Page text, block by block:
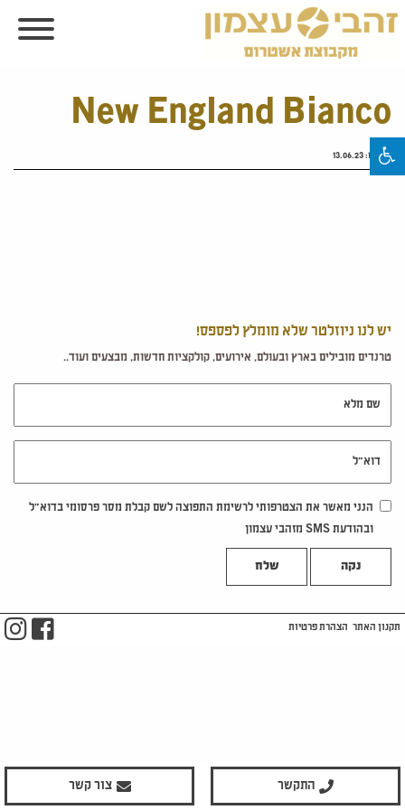
New England Bianco
פורסם:13.06.23
יש לנו ניוזלטר שלא מומלץ לפספס!
טרנדים מובילים בארץ ובעולם, אירועים, קולקציות חדשות, מבצעים ועוד..
הנני מאשר את הצטרפותי לרשימת התפוצה לשם קבלת מסר פרסומי בדוא"ל
ובהודעת SMS מזהבי עצמון
נקה
התקשר צור קשר
תקנון האתר הצהרת פרטיות